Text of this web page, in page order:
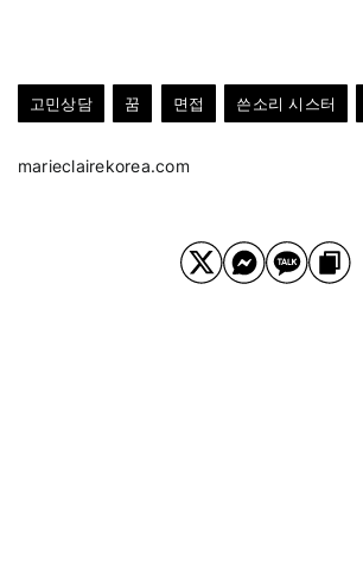
고민상담 꿈 면접 쓴소리 시스터
marieclairekorea.com